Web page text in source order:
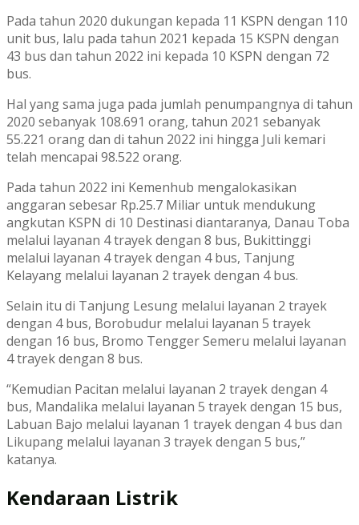
Pada tahun 2020 dukungan kepada 11 KSPN dengan 110
unit bus, lalu pada tahun 2021 kepada 15 KSPN dengan
43 bus dan tahun 2022 ini kepada 10 KSPN dengan 72
bus.
Hal yang sama juga pada jumlah penumpangnya di tahun
2020 sebanyak 108.691 orang, tahun 2021 sebanyak
55.221 orang dan di tahun 2022 ini hingga Juli kemari
telah mencapai 98.522 orang.
Pada tahun 2022 ini Kemenhub mengalokasikan
anggaran sebesar Rp.25.7 Miliar untuk mendukung
angkutan KSPN di 10 Destinasi diantaranya, Danau Toba
melalui layanan 4 trayek dengan 8 bus, Bukittinggi
melalui layanan 4 trayek dengan 4 bus, Tanjung
Kelayang melalui layanan 2 trayek dengan 4 bus.
Selain itu di Tanjung Lesung melalui layanan 2 trayek
dengan 4 bus, Borobudur melalui layanan 5 trayek
dengan 16 bus, Bromo Tengger Semeru melalui layanan
4 trayek dengan 8 bus.
“Kemudian Pacitan melalui layanan 2 trayek dengan 4
bus, Mandalika melalui layanan 5 trayek dengan 15 bus,
Labuan Bajo melalui layanan 1 trayek dengan 4 bus dan
Likupang melalui layanan 3 trayek dengan 5 bus,”
katanya.
Kendaraan Listrik